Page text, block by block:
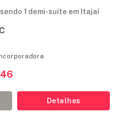
1 demi-suíte em Itajaí
Detalhes